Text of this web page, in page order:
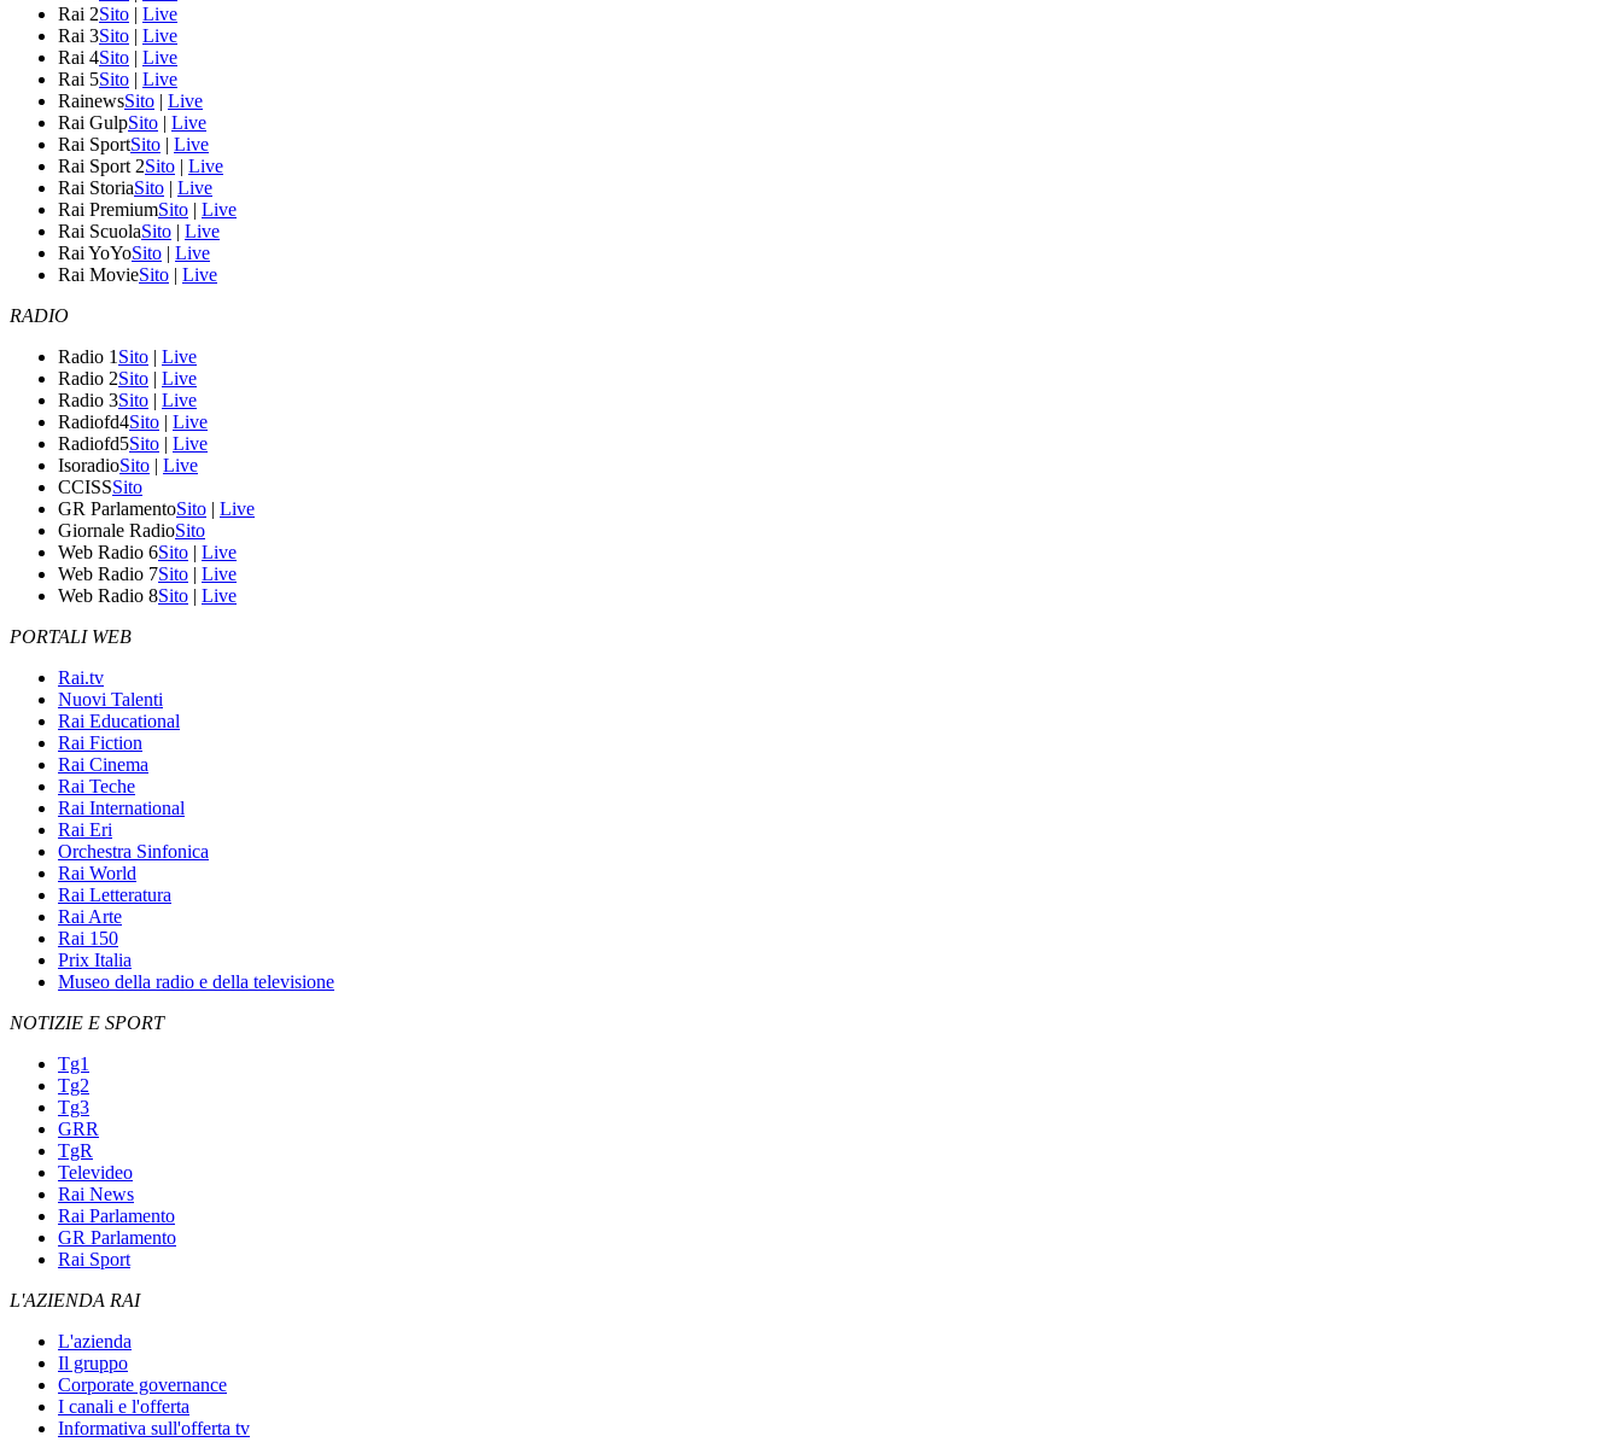
Rai 2Sito | Live
Rai 3Sito | Live
Rai 4Sito | Live
Rai 5Sito | Live
RainewsSito | Live
Rai GulpSito | Live
Rai SportSito | Live
Rai Sport 2Sito | Live
Rai StoriaSito | Live
Rai PremiumSito | Live
Rai ScuolaSito | Live
Rai YoYoSito | Live
Rai MovieSito | Live
RADIO
Radio 1 Sito | Live
Radio 2Sito | Live
Radio 3Sito | Live
Radiofd4Sito | Live
Radiofd5Sito | Live
IsoradioSito | Live
CCISSSito
GR ParlamentoSito | Live
Giornale RadioSito
Web Radio 6Sito | Live
Web Radio 7Sito | Live
Web Radio 8Sito | Live
PORTALI WEB
Rai.tv
Nuovi Talenti
Rai Educational
Rai Fiction
Rai Cinema
Rai Teche
Rai International
Rai Eri
Orchestra Sinfonica
Rai World
Rai Letteratura
Rai Arte
Rai 150
Prix Italia
Museo della radio e della televisione
NOTIZIE E SPORT
Tg1
Tg2
Tg3
GRR
TgR
Televideo
Rai News
Rai Parlamento
GR Parlamento
Rai Sport
L'AZIENDA RAI
L'azienda
Il gruppo
Corporate governance
I canali e l'offerta
Informativa sull'offerta tv